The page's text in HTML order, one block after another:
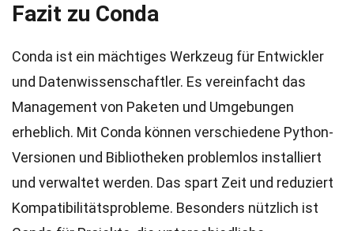
Fazit zu Conda
Conda ist ein mächtiges Werkzeug für Entwickler
und Datenwissenschaftler. Es vereinfacht das
Management von Paketen und Umgebungen
erheblich. Mit Conda können verschiedene Python-
Versionen und Bibliotheken problemlos installiert
und verwaltet werden. Das spart Zeit und reduziert
Kompatibilitätsprobleme. Besonders nützlich ist